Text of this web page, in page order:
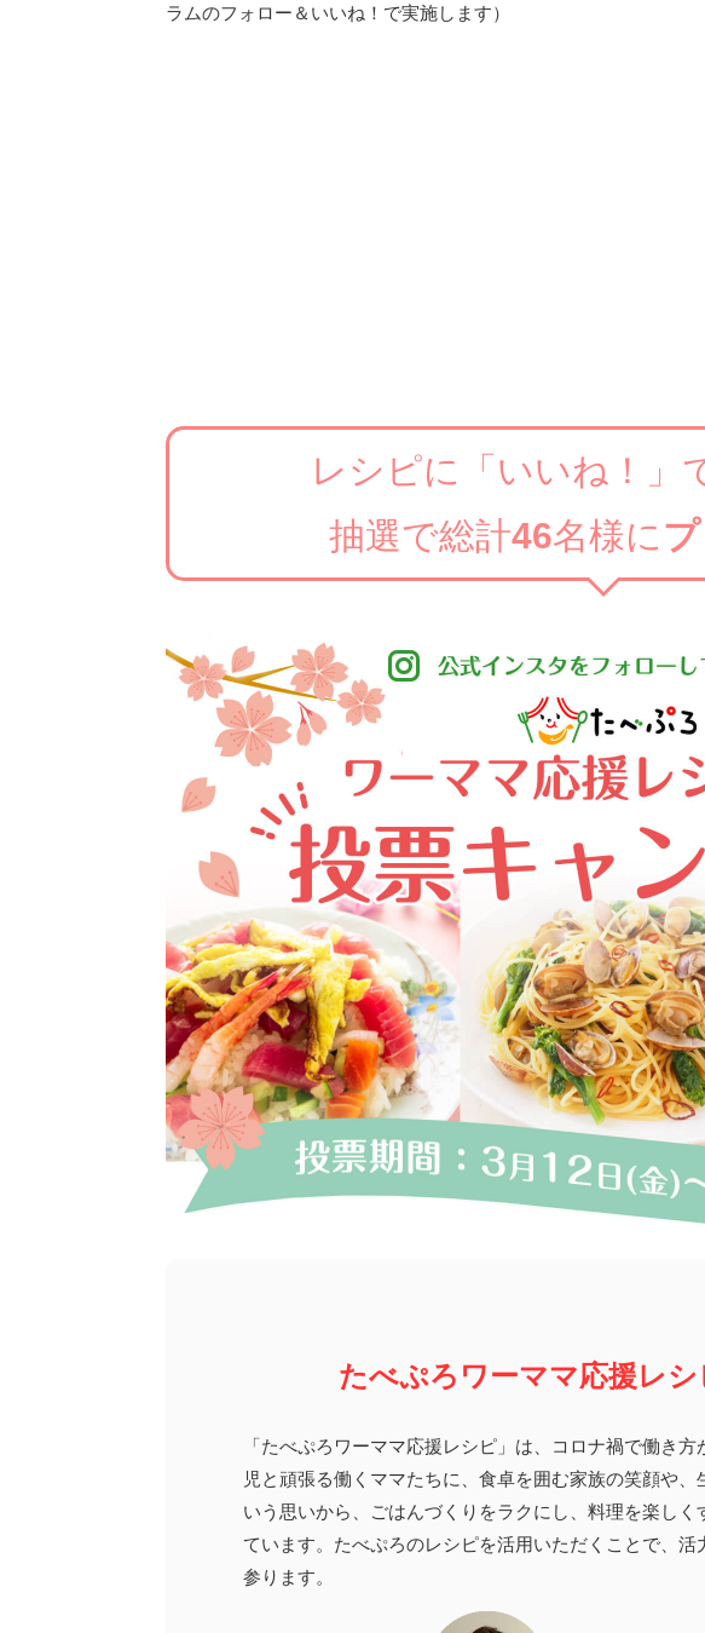
ラムのフォロー＆いいね！で実施します）
レシピに「いいね！」
抽選で総計46名様に
たべぷろ ワーママ応援レシ
「たべぷろワーママ応援レシピ」は、コロナ禍で働き
児と頑張る働くママたちに、食卓を囲む家族の笑顔や
いう思いから、ごはんづくりをラクにし、料理を楽し
ています。たべぷろのレシピを活用いただくことで、活
参ります。